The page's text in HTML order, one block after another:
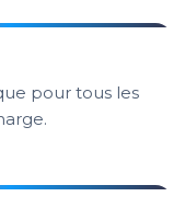
pour tous les